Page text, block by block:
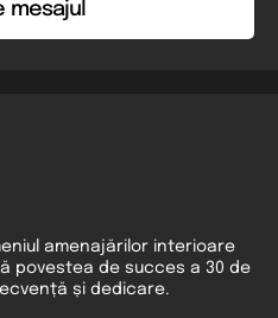
amenajărilor interioare
povestea de succes a 30 de
și dedicare.